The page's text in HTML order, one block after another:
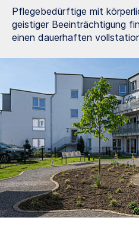
Pflegebedürftige mit
geistiger Beeinträchtigung
einen dauerhaften